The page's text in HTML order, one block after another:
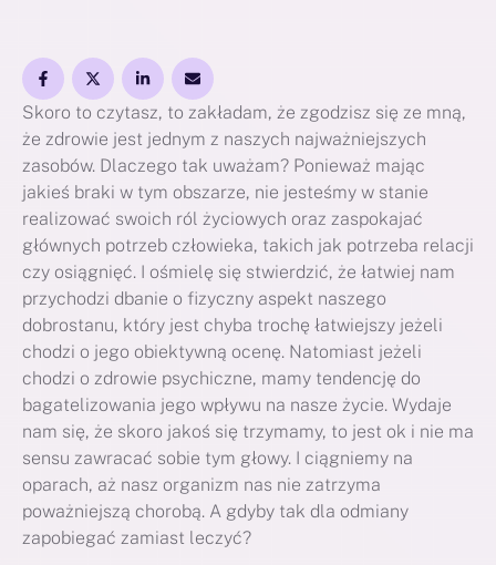
Skoro to czytasz, to zakładam, że zgodzisz się ze mną,
że zdrowie jest jednym z naszych najważniejszych
zasobów. Dlaczego tak uważam? Ponieważ mając
jakieś braki w tym obszarze, nie jesteśmy w stanie
realizować swoich ról życiowych oraz zaspokajać
głównych potrzeb człowieka, takich jak potrzeba relacji
czy osiągnięć. I ośmielę się stwierdzić, że łatwiej nam
przychodzi dbanie o fizyczny aspekt naszego
dobrostanu, który jest chyba trochę łatwiejszy jeżeli
chodzi o jego obiektywną ocenę. Natomiast jeżeli
chodzi o zdrowie psychiczne, mamy tendencję do
bagatelizowania jego wpływu na nasze życie. Wydaje
nam się, że skoro jakoś się trzymamy, to jest ok i nie ma
sensu zawracać sobie tym głowy. I ciągniemy na
oparach, aż nasz organizm nas nie zatrzyma
poważniejszą chorobą. A gdyby tak dla odmiany
zapobiegać zamiast leczyć?